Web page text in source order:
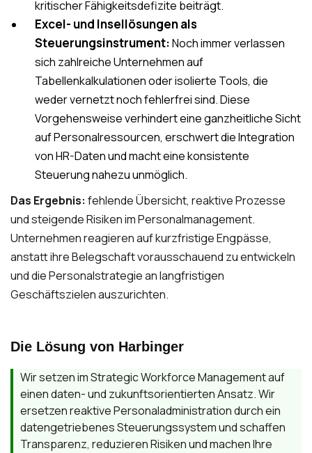
kritischer Fähigkeitsdefizite beiträgt.
Excel- und Insellösungen als
Steuerungsinstrument:Noch immer verlassen
sich zahlreiche Unternehmen auf
Tabellenkalkulationen oder isolierte Tools, die
weder vernetzt noch fehlerfrei sind. Diese
Vorgehensweise verhindert eine ganzheitliche Sicht
auf Personalressourcen, erschwert die Integration
von HR-Daten und macht eine konsistente
Steuerung nahezu unmöglich.
Das Ergebnis: fehlende Übersicht, reaktive Prozesse
und steigende Risiken im Personalmanagement.
Unternehmen reagieren auf kurzfristige Engpässe,
anstatt ihre Belegschaft vorausschauend zu entwickeln
und die Personalstrategie an langfristigen
Geschäftszielen auszurichten.
Die Lösung von Harbinger
Wir setzen im Strategic Workforce Management auf
einen daten- und zukunftsorientierten Ansatz. Wir
ersetzen reaktive Personaladministration durch ein
datengetriebenes Steuerungssystem und schaffen
Transparenz, reduzieren Risiken und machen Ihre